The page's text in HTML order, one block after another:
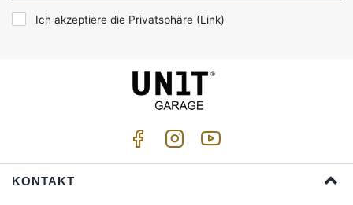
Ich akzeptiere die Privatsphäre (Link)
KONTAKT